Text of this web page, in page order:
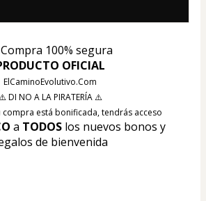
Compra 100% segura
OFICIAL
ElCaminoEvolutivo.Com
DI NO A LA PIRATERÍA ⚠️
a TODOS los nuevos bonos y
de bienvenida